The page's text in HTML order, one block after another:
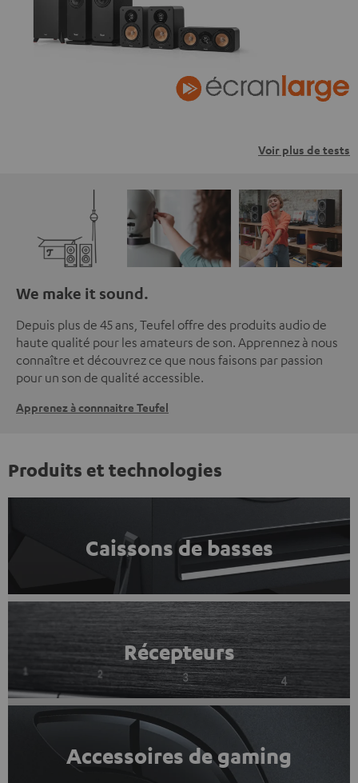
Voir plus de tests
We make it sound.
Depuis plus de 45 ans, Teufel offre des produits audio de
haute qualité pour les amateurs de son. Apprennez à nous
connaître et découvrez ce que nous faisons par passion
pour un son de qualité accessible.
Apprenez à connnaitre Teufel
Produits et technologies
Caissons de basses
Récepteurs
Accessoires de gaming